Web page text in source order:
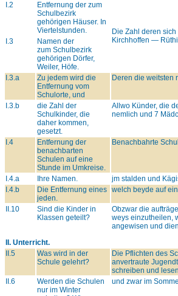
I.2
Entfernung der zum
Schulbezirk
gehörigen Häuser. In
Viertelstunden.
Die Zahl deren
Kirchhoffen —
I.3
Namen der
zum Schulbezirk
gehörigen Dörfer,
Weiler, Höfe.
I.3.a
Zu jedem wird die
Entfernung vom
Schulorte, und
Deren die weitsten
I.3.b
die Zahl der
Schulkinder, die
daher kommen,
gesetzt.
Allwo Künder, die
nemlich und 7
I.4
Entfernung der
benachbarten
Schulen auf eine
Stunde im Umkreise.
Benachbahrte
I.4.a Ihre Namen.
jm stalden und
I.4.b
Die Entfernung eines
jeden.
welch beyde auf
II.10
Sind die Kinder in
Klassen geteilt?
Obzwar die
weys einzutheilen,
angewisen und
II. Unterricht.
II.5
Was wird in der
Schule gelehrt?
Die Pflichten des
anvertraute
schreiben und
II.6
Werden die Schulen
nur im Winter
und zwar im